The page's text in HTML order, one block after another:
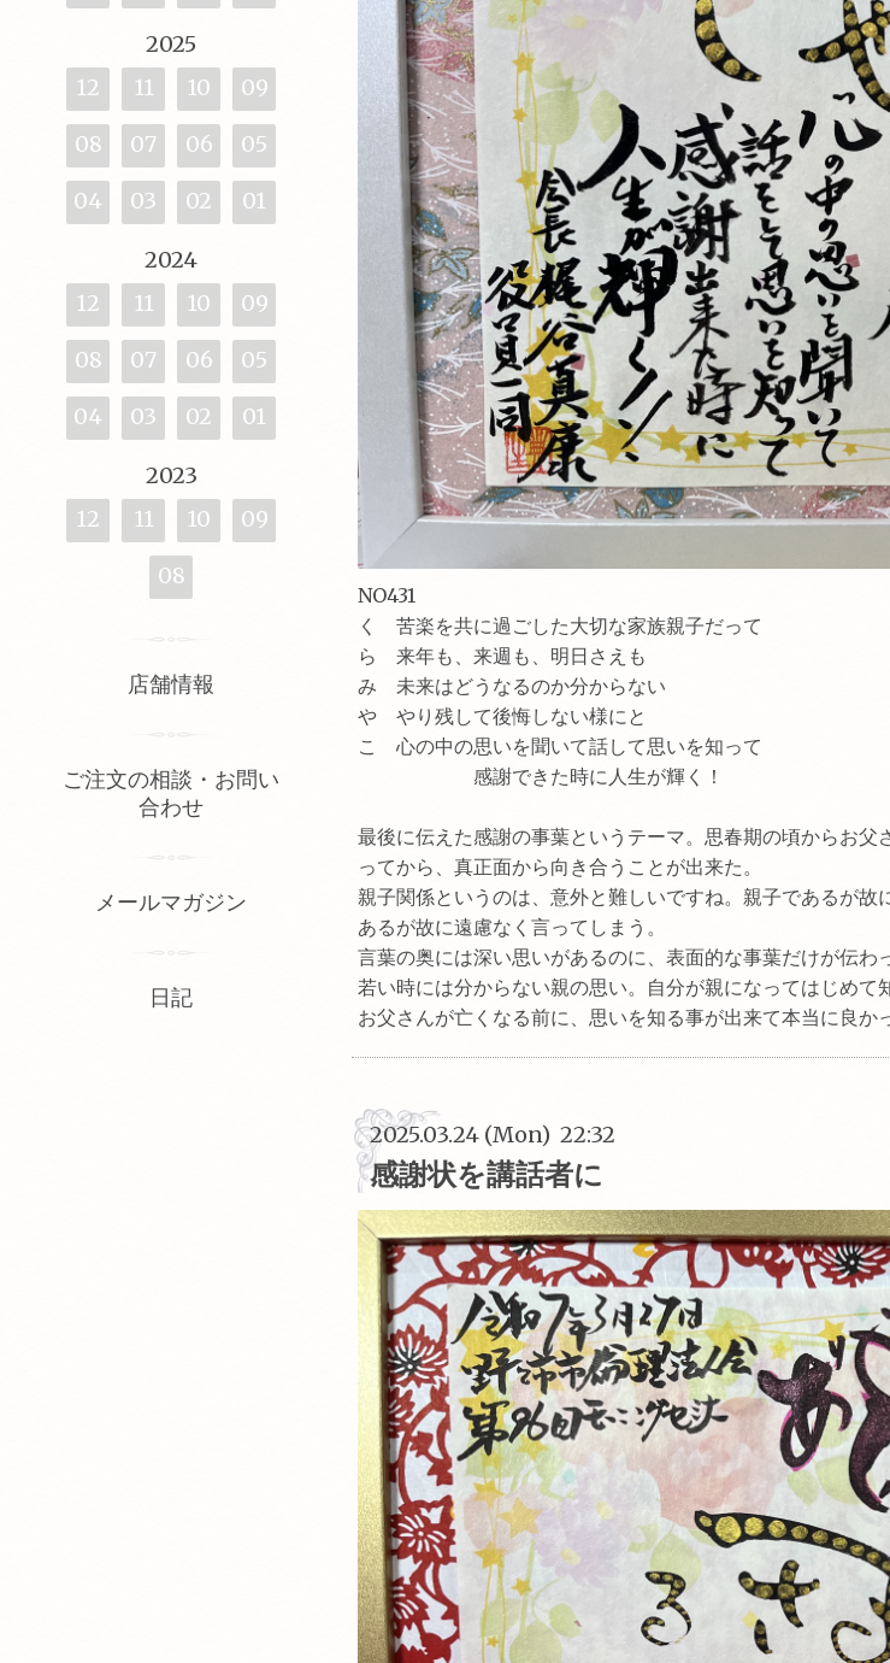
NO431
く 苦楽を共に過ごした大切な家族親子だって
ら 来年も、来週も、明日さえも
み 未来はどうなるのか分からない
や やり残して後悔しない様にと
こ 心の中の思いを聞いて話して思いを知って
感謝できた時に人生が輝く！
最後に伝えた感謝の事葉というテーマ。思春期の頃からお
ってから、真正面から向き合うことが出来た。
親子関係というのは、意外と難しいですね。親子であるが
あるが故に遠慮なく言ってしまう。
言葉の奥には深い思いがあるのに、表面的な事葉だけが伝わ
若い時には分からない親の思い。自分が親になってはじめて
お父さんが亡くなる前に、思いを知る事が出来て本当に良か
2025.03.24 (Mon) 22:32
感謝状を講話者に
2025
12
11 10 09
08 07 06 05
04 03 02 01
2024
12
11 10 09
08 07 06 05
04 03 02 01
2023
12
11 10 09
08
店舗情報
ご注文の相談・お問い
合わせ
メールマガジン
日記